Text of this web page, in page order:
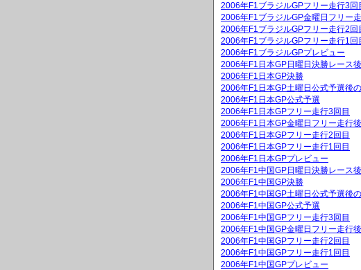
2006年F1ブラジルGPフリー走行3回
2006年F1ブラジルGP金曜日フリー
2006年F1ブラジルGPフリー走行2回
2006年F1ブラジルGPフリー走行1回
2006年F1ブラジルGPプレビュー
2006年F1日本GP日曜日決勝レース
2006年F1日本GP決勝
2006年F1日本GP土曜日公式予選後
2006年F1日本GP公式予選
2006年F1日本GPフリー走行3回目
2006年F1日本GP金曜日フリー走行
2006年F1日本GPフリー走行2回目
2006年F1日本GPフリー走行1回目
2006年F1日本GPプレビュー
2006年F1中国GP日曜日決勝レース
2006年F1中国GP決勝
2006年F1中国GP土曜日公式予選後
2006年F1中国GP公式予選
2006年F1中国GPフリー走行3回目
2006年F1中国GP金曜日フリー走行
2006年F1中国GPフリー走行2回目
2006年F1中国GPフリー走行1回目
2006年F1中国GPプレビュー